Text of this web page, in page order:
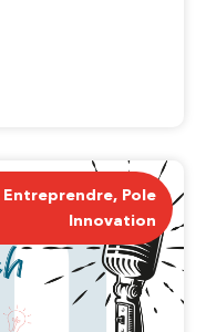
Entreprendre, Pole
Innovation